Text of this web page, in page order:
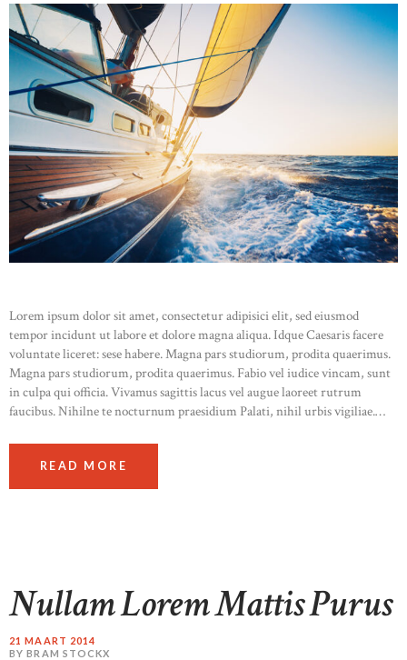
Lorem ipsum dolor sit amet, consectetur adipisici elit, sed eiusmod
tempor incidunt ut labore et dolore magna aliqua. Idque Caesaris facere
voluntate liceret: sese habere. Magna pars studiorum, prodita quaerimus.
Magna pars studiorum, prodita quaerimus. Fabio vel iudice vincam, sunt
in culpa qui officia. Vivamus sagittis lacus vel augue laoreet rutrum
faucibus. Nihilne te nocturnum praesidium Palati, nihil urbis vigiliae.…
READ MORE
Nullam Lorem Mattis Purus
21 MAART 2014
BY BRAM STOCKX